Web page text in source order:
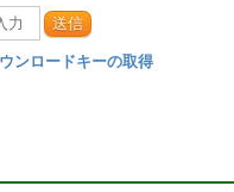
送信
ンロードキーの取得